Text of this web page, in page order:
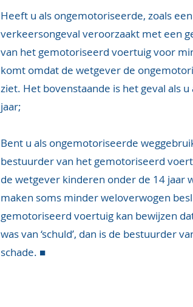
Heeft u als ongemotoriseerde, zoals
verkeersongeval veroorzaakt met een
van het gemotoriseerd voertuig voor
komt omdat de wetgever de
ziet. Het bovenstaande is het geval als
jaar;
Bent u als ongemotoriseerde
bestuurder van het gemotoriseerd
de wetgever kinderen onder de 14 jaar
maken soms minder weloverwogen
gemotoriseerd voertuig kan bewijzen
was van ‘schuld’, dan is de bestuurder
schade. ■